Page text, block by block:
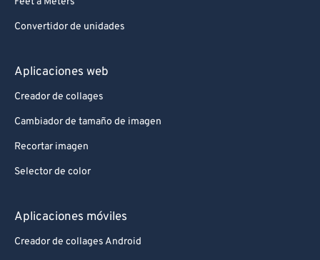
Convertidor de unidades
Aplicaciones web
Creador de collages
Cambiador de tamaño de imagen
Recortar imagen
Selector de color
Aplicaciones móviles
Creador de collages Android